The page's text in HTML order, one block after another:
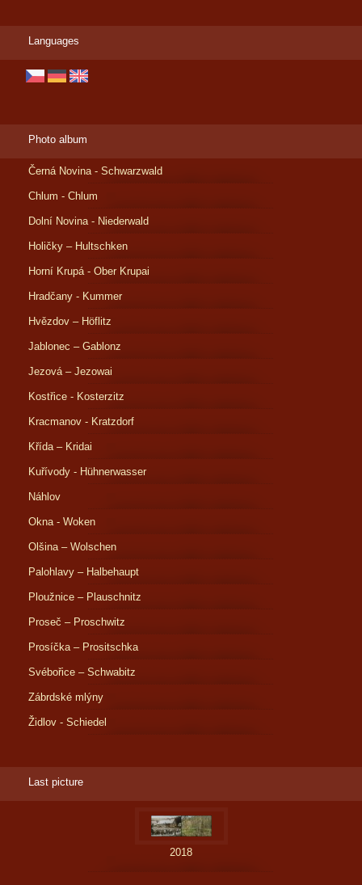
Languages
Photo album
Černá Novina - Schwarzwald
Chlum - Chlum
Dolní Novina - Niederwald
Holičky – Hultschken
Horní Krupá - Ober Krupai
Hradčany - Kummer
Hvězdov – Höflitz
Jablonec – Gablonz
Jezová – Jezowai
Kostřice - Kosterzitz
Kracmanov - Kratzdorf
Křída – Kridai
Kuřívody - Hühnerwasser
Náhlov
Okna - Woken
Olšina – Wolschen
Palohlavy – Halbehaupt
Ploužnice – Plauschnitz
Proseč – Proschwitz
Prosíčka – Prositschka
Svébořice – Schwabitz
Zábrdské mlýny
Židlov - Schiedel
Last picture
2018